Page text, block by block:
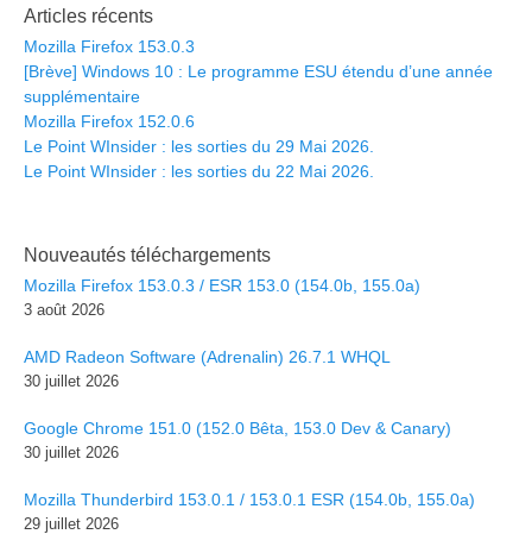
Articles récents
Mozilla Firefox 153.0.3
[Brève] Windows 10 : Le programme ESU étendu d’une année
supplémentaire
Mozilla Firefox 152.0.6
Le Point WInsider : les sorties du 29 Mai 2026.
Le Point WInsider : les sorties du 22 Mai 2026.
Nouveautés téléchargements
Mozilla Firefox 153.0.3 / ESR 153.0 (154.0b, 155.0a)
3 août 2026
AMD Radeon Software (Adrenalin) 26.7.1 WHQL
30 juillet 2026
Google Chrome 151.0 (152.0 Bêta, 153.0 Dev & Canary)
30 juillet 2026
Mozilla Thunderbird 153.0.1 / 153.0.1 ESR (154.0b, 155.0a)
29 juillet 2026